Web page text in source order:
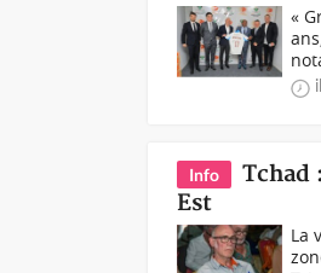
«
Info
Tchad
Est
La